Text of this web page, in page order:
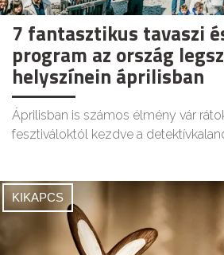
7 fantasztikus tavaszi
program az ország
helyszínein áprilisban
Áprilisban is számos élmény vár
fesztiváloktól kezdve a
KIKAPCS